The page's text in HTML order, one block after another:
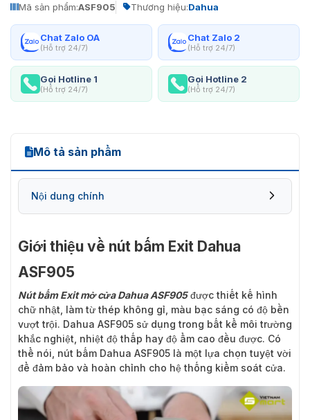
Mã sản phẩm:ASF905 Thương hiệu:Dahua
Chat Zalo OA
(Hỗ trợ 24/7)
Chat Zalo 2
(Hỗ trợ 24/7)
Gọi Hotline 1
(Hỗ trợ 24/7)
Gọi Hotline 2
(Hỗ trợ 24/7)
Mô tả sản phẩm
Nội dung chính
Giới thiệu về nút bấm Exit Dahua
ASF905
Nút bấm Exit mở cửa Dahua ASF905được thiết kế hình
chữ nhật, làm từ thép không gỉ, màu bạc sáng có độ bền
vượt trội. Dahua ASF905 sử dụng trong bất kể môi trường
khắc nghiệt, nhiệt độ thấp hay độ ẩm cao đều được. Có
thể nói, nút bấm Dahua ASF905 là một lựa chọn tuyệt vời
để đảm bảo và hoàn chỉnh cho hệ thống kiểm soát cửa.